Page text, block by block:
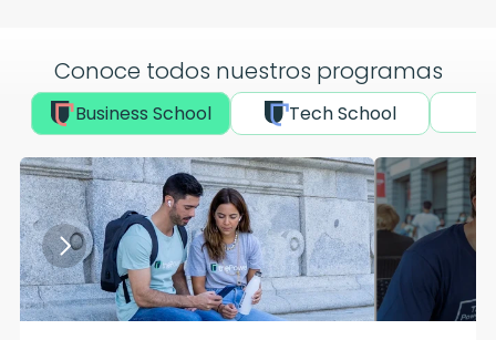
Conoce todos nuestros programas
Business School Tech School